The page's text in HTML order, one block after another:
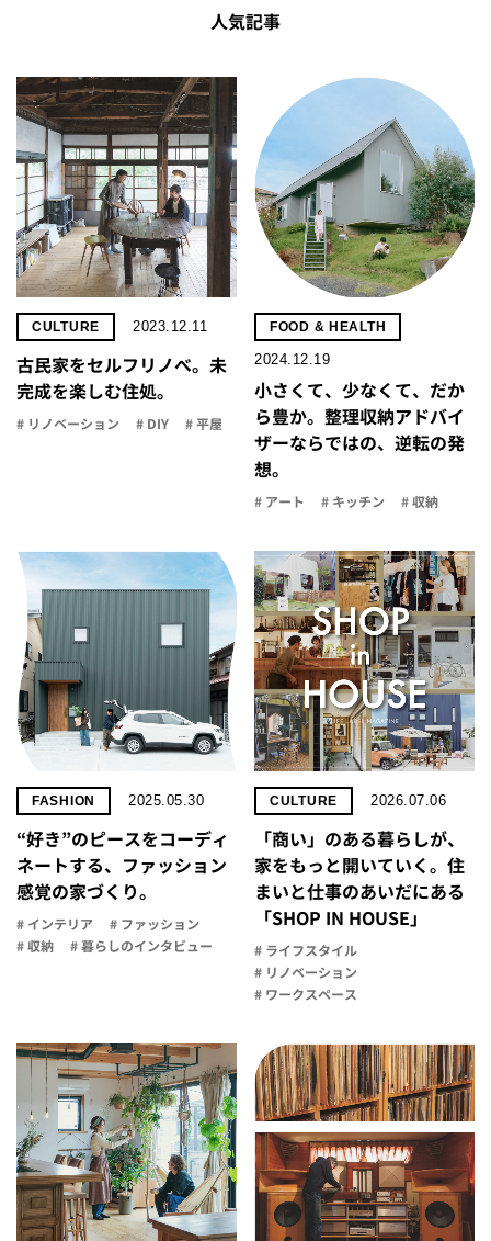
人気記事
CULTURE 2023.12.11
古民家をセルフリノべ。未
完成を楽しむ住処。
# リノベーション # DIY # 平屋
FOOD & HEALTH
2024.12.19
小さくて、少なくて、だか
ら豊か。整理収納アドバイ
ザーならではの、逆転の発
想。
# アート # キッチン # 収納
FASHION 2025.05.30
“好き”のピースをコーディ
ネートする、ファッション
感覚の家づくり。
# インテリア
# ファッション
# 収納
# 暮らしのインタビュー
CULTURE 2026.07.06
「商い」の​ある​暮らしが、​
家を​もっと​開いていく。​住
まいと​仕事の​あいだに​ある​
「SHOP IN HOUSE」
# ライフスタイル
# リノベーション
# ワークスペース